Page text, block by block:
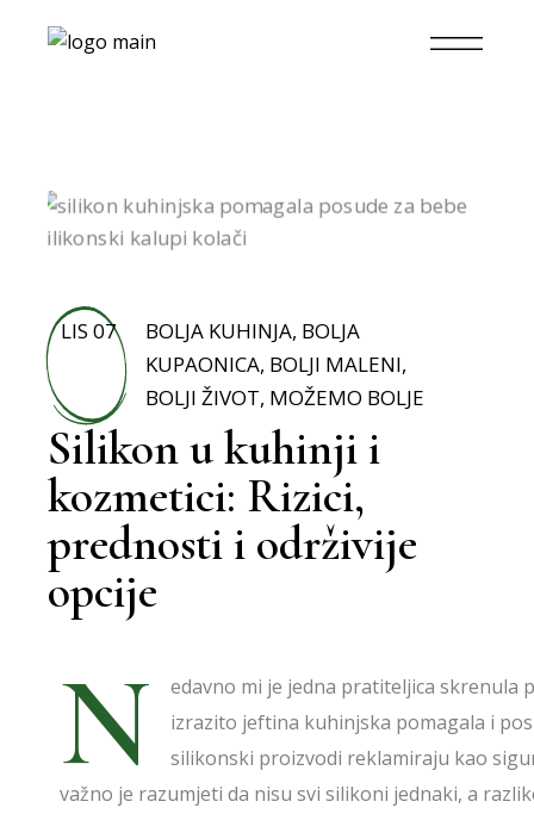
LIS 07 BOLJA KUHINJA, BOLJA
KUPAONICA, BOLJI MALENI,
BOLJI ŽIVOT, MOŽEMO BOLJE
Silikon u kuhinji i
kozmetici: Rizici,
prednosti i održivije
opcije
N
edavno mi je jedna pratiteljica skrenula
izrazito jeftina kuhinjska pomagala i
silikonski proizvodi reklamiraju kao
važno je razumjeti da nisu svi silikoni jednaki, a